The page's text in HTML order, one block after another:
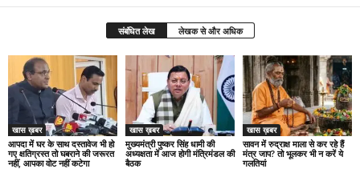
संबंधित लेख लेखक से और अधिक
खास ख़बर
आपदा में घर के साथ दस्तावेज भी हो
गए क्षतिग्रस्त तो घबराने की जरूरत
नहीं, आपका वोट नहीं कटेगा
खास ख़बर
मुख्यमंत्री पुष्कर सिंह धामी की
अध्यक्षता में आज होगी मंत्रिमंडल की
बैठक
खास ख़बर
सावन में रुद्राक्ष माला से कर रहे हैं
मंत्र जाप? तो भूलकर भी न करें ये
गलतियां